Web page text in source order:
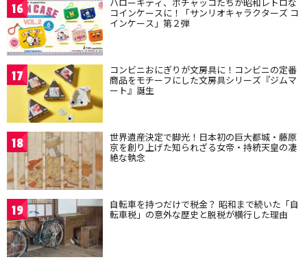
16 ハローキティ、ポチャッコたちが昭和レトロな
コインケースに！「サンリオキャラクターズ コ
インケース」第２弾
17 コンビニおにぎりが文房具に！コンビニの定番
商品をモチーフにした文房具シリーズ『ジムマ
ート』誕生
18 世界遺産決定で脚光！日本初の巨大都城・藤原
京を創り上げた知られざる女帝・持統天皇の凄
絶な執念
19 自転車を持つだけで税金？ 昭和まで続いた「自
転車税」の意外な歴史と脱税が横行した理由